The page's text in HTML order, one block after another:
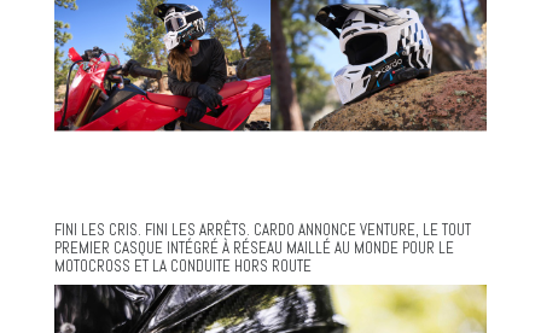
FINI LES CRIS. FINI LES ARRÊTS. CARDO ANNONCE VENTURE, LE TOUT
PREMIER CASQUE INTÉGRÉ À RÉSEAU MAILLÉ AU MONDE POUR LE
MOTOCROSS ET LA CONDUITE HORS ROUTE